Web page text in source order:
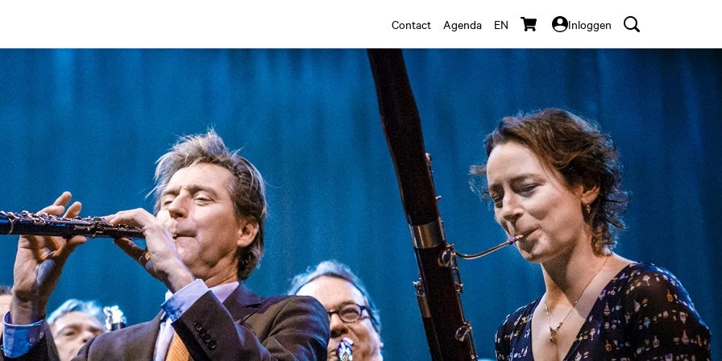
Contact Agenda EN Inloggen